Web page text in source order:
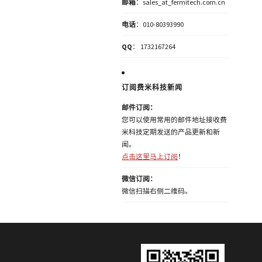
邮箱：sales_at_fermitech.com.cn
电话：010-80393990
QQ ： 1732167264
订阅费米科技新闻
邮件订阅：
您可以使用常用的邮件地址接收费
米科技定期发送的产品更新和新
闻。
点击这里马上订阅 ！
微信订阅：
微信扫描右侧二维码。